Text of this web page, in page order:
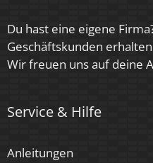
Marke / Hersteller
Luxvenum
Ja
Du hast eine eigene
Geschäftskunden
Wir freuen uns auf deine
Service & Hilfe
Anleitungen